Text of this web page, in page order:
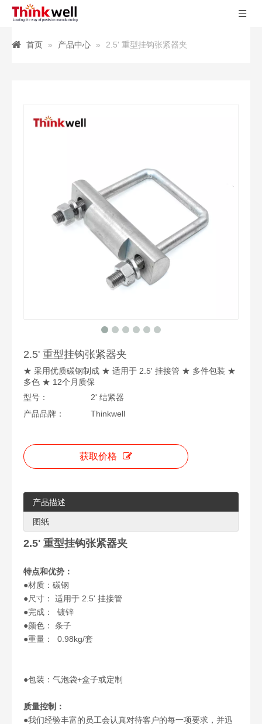
首页 » 产品中心 » 2.5' 重型挂钩张紧器夹
2.5' 重型挂钩张紧器夹
★ 采用优质碳钢制成 ★ 适用于 2.5' 挂接管 ★ 多件包装 ★
多色 ★ 12个月质保
型号：
2' 结紧器
产品品牌：
Thinkwell
获取价格
产品描述
图纸
2.5' 重型挂钩张紧器夹
特点和优势：
●材质：碳钢
●尺寸： 适用于 2.5' 挂接管
●完成：
镀锌
●颜色： 条子
●重量： 0.98kg/套
●包装：气泡袋+盒子或定制
质量控制：
●我们经验丰富的员工会认真对待客户的每一项要求，并迅